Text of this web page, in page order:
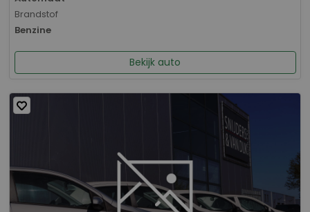
Brandstof
Benzine
Bekijk auto